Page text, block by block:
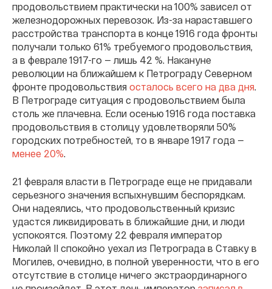
продовольствием практически на 100% зависел от
железнодорожных перевозок. Из-за нараставшего
расстройства транспорта в конце 1916 года фронты
получали только 61% требуемого продовольствия,
а в феврале 1917-го — лишь 42 %. Накануне
революции на ближайшем к Петрограду Северном
фронте продовольствия осталось всего на два дня.
В Петрограде ситуация с продовольствием была
столь же плачевна. Если осенью 1916 года поставка
продовольствия в столицу удовлетворяли 50%
городских потребностей, то в январе 1917 года —
менее 20%.
21 февраля власти в Петрограде еще не придавали
серьезного значения вспыхнувшим беспорядкам.
Они надеялись, что продовольственный кризис
удастся ликвидировать в ближайшие дни, и люди
успокоятся. Поэтому 22 февраля император
Николай II спокойно уехал из Петрограда в Ставку в
Могилев, очевидно, в полной уверенности, что в его
отсутствие в столице ничего экстраординарного